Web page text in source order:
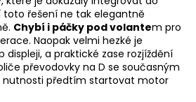
toto řešení ne tak elegantně
Chybí i páčky pod volantem pro
Naopak velmi hezké je
displeji, a praktické zase rozjíždění
převodovky na D se současným
nutnosti předtím startovat motor